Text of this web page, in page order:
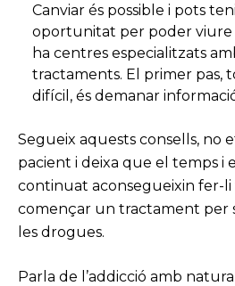
Canviar és possible i pots
oportunitat per poder viure
ha centres especialitzats
tractaments. El primer pas,
difícil, és demanar
Segueix aquests consells, no
pacient i deixa que el temps i
continuat aconsegueixin fer-li
començar un tractament per
les drogues.
Parla de l’addicció amb